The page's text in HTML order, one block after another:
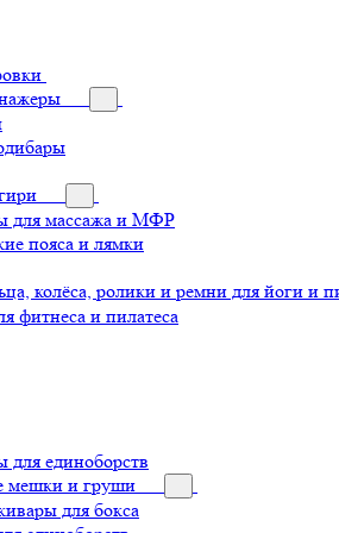
для массажа и МФР
пояса и лямки
колёса, ролики и ремни для йоги и
фитнеса и пилатеса
для единоборств
мешки и груши
для бокса